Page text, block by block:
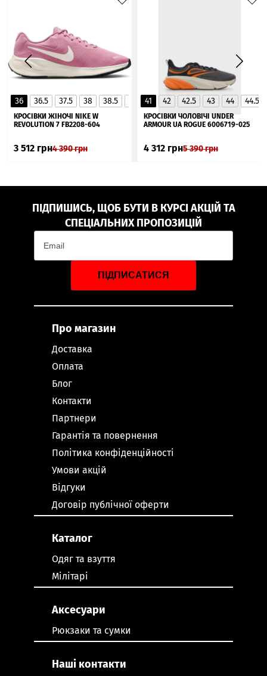
36 36.5 37.5 38 38.5 40 40.5
41
▲
КРОСІВКИ ЖІНОЧІ NIKE W
REVOLUTION 7 FB2208-604
3 512 грн4 390грн
41 42 42.5 43 44 44.5
КРОСІВКИ ЧОЛОВІЧІ UNDER
ARMOUR UA ROGUE 6006719-025
4 312 грн5 390грн
ПІДПИШИСЬ, ЩОБ БУТИ В КУРСІ АКЦІЙ ТА
СПЕЦІАЛЬНИХ ПРОПОЗИЦІЙ
ПІДПИСАТИСЯ
Про магазин
Доставка
Оплата
Блог
Контакти
Партнери
Гарантія та повернення
Політика конфіденційності
Умови акцій
Відгуки
Договір публічної оферти
Каталог
Одяг та взуття
Мілітарі
Аксесуари
Рюкзаки та сумки
Наші контакти